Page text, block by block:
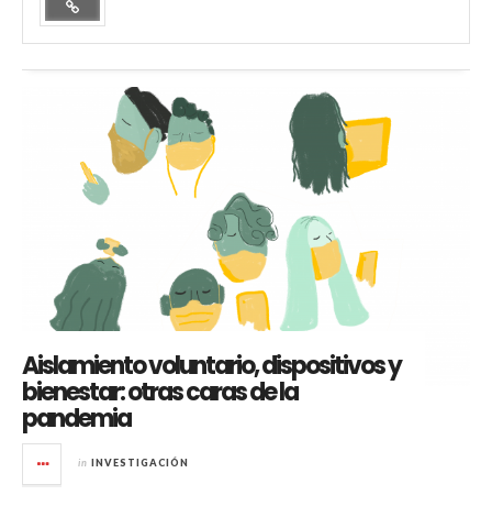
Aislamiento voluntario, dispositivos y
bienestar: otras caras de la
pandemia
in INVESTIGACIÓN